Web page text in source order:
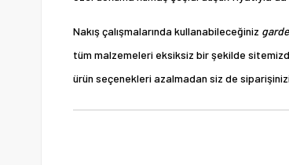
Nakış çalışmalarında kullanabileceğiniz
tüm malzemeleri eksiksiz bir şekilde
ürün seçenekleri azalmadan siz de